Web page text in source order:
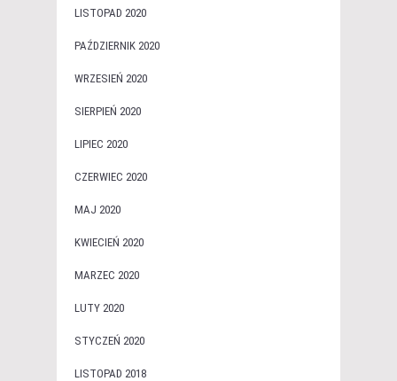
LISTOPAD 2020
PAŹDZIERNIK 2020
WRZESIEŃ 2020
SIERPIEŃ 2020
LIPIEC 2020
CZERWIEC 2020
MAJ 2020
KWIECIEŃ 2020
MARZEC 2020
LUTY 2020
STYCZEŃ 2020
LISTOPAD 2018